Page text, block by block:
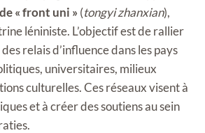
« front uni » (tongyi zhanxian),
léniniste. L’objectif est de rallier
relais d’influence dans les pays
universitaires, milieux
culturelles. Ces réseaux visent à
et à créer des soutiens au sein